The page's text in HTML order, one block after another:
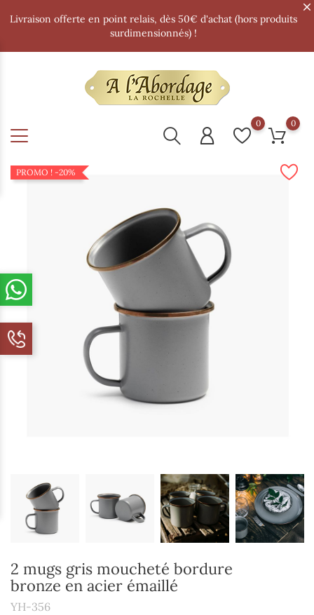
Livraison offerte en point relais, dès 50€ d'achat (hors produits
surdimensionnés) !
0 0
PROMO ! -20%
2 mugs gris moucheté bordure
bronze en acier émaillé
YH-356